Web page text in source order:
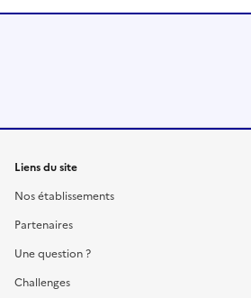
Liens du site
Nos établissements
Partenaires
Une question ?
Challenges